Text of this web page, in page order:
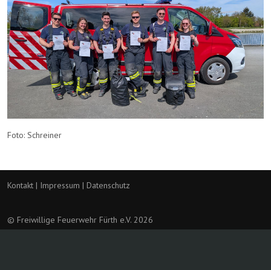
Foto: Schreiner
Kontakt | Impressum | Datenschutz
© Freiwillige Feuerwehr Fürth e.V. 2026